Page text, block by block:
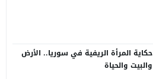
حكاية المرأة الريفية في سوريا.. الأرض
والبيت والحياة